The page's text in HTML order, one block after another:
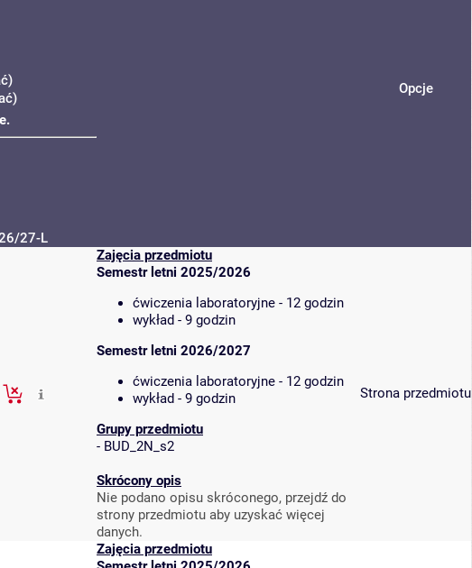
Opcje
27-L
Zajęcia przedmiotu
Semestr letni 2025/2026
ćwiczenia laboratoryjne - 12 godzin
wykład - 9 godzin
Semestr letni 2026/2027
ćwiczenia laboratoryjne - 12 godzin
wykład - 9 godzin
Grupy przedmiotu
- BUD_2N_s2
Skrócony opis
Nie podano opisu skróconego, przejdź do
strony przedmiotu aby uzyskać więcej
danych.
Strona przedmiotu
Zajęcia przedmiotu